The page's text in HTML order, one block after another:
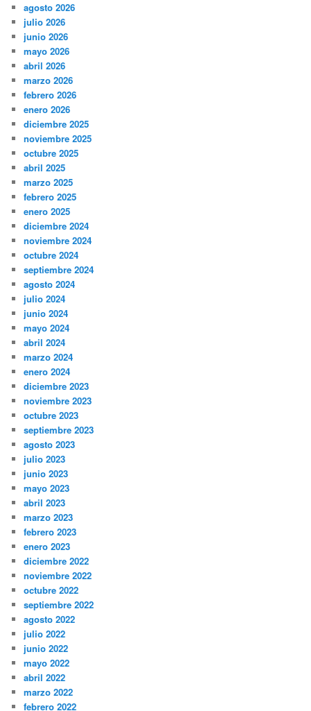
agosto 2026
julio 2026
junio 2026
mayo 2026
abril 2026
marzo 2026
febrero 2026
enero 2026
diciembre 2025
noviembre 2025
octubre 2025
abril 2025
marzo 2025
febrero 2025
enero 2025
diciembre 2024
noviembre 2024
octubre 2024
septiembre 2024
agosto 2024
julio 2024
junio 2024
mayo 2024
abril 2024
marzo 2024
enero 2024
diciembre 2023
noviembre 2023
octubre 2023
septiembre 2023
agosto 2023
julio 2023
junio 2023
mayo 2023
abril 2023
marzo 2023
febrero 2023
enero 2023
diciembre 2022
noviembre 2022
octubre 2022
septiembre 2022
agosto 2022
julio 2022
junio 2022
mayo 2022
abril 2022
marzo 2022
febrero 2022